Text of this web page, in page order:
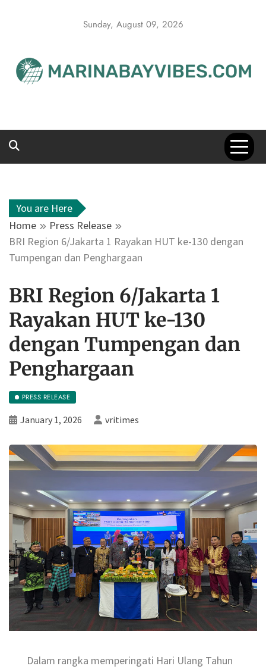
Sunday, August 09, 2026
You are Here
Home
Press Release
BRI Region 6/Jakarta 1 Rayakan HUT ke-130 dengan
Tumpengan dan Penghargaan
BRI Region 6/Jakarta 1
Rayakan HUT ke-130
dengan Tumpengan dan
Penghargaan
PRESS RELEASE
January 1, 2026 vritimes
Dalam rangka memperingati Hari Ulang Tahun